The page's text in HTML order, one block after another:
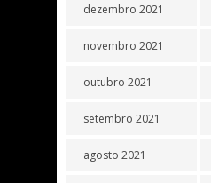
dezembro 2021
novembro 2021
outubro 2021
setembro 2021
agosto 2021